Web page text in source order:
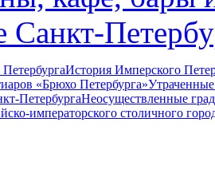
Санкт-
История Имперского
«Брюхо Петербурга»
ПетербургаНеосуществленные
императорского столичного